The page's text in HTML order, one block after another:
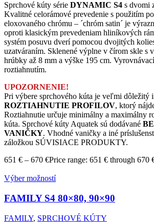
Sprchové kúty série DYNAMIC S4 s dvomi
Kvalitné celorámové prevedenie s použitím
eloxovaného chrómu – ´chróm satin´ je
oproti klasickým prevedeniam hliníkových
systém posuvu dverí pomocou dvojitých
uzatváraním. Sklenené výplne v čírom skle s
hrúbky až 8 mm a výške 195 cm.
roztiahnutím.
UPOZORNENIE!
Pri výbere sprchového kúta je veľmi dôležitý
ROZTIAHNUTIE PROFILOV, ktorý
Roztiahnutie určuje minimálny a maximálny
kúta. Sprchové kúty Aquatek sú dodávané
VANIČKY. Vhodné vaničky a iné
záložkou SÚVISIACE PRODUKTY.
651 € – 670 €Price range: 651 € through 670
Výber možností
FAMILY S4 80×80, 90×90
FAMILY, SPRCHOVÉ KÚTY